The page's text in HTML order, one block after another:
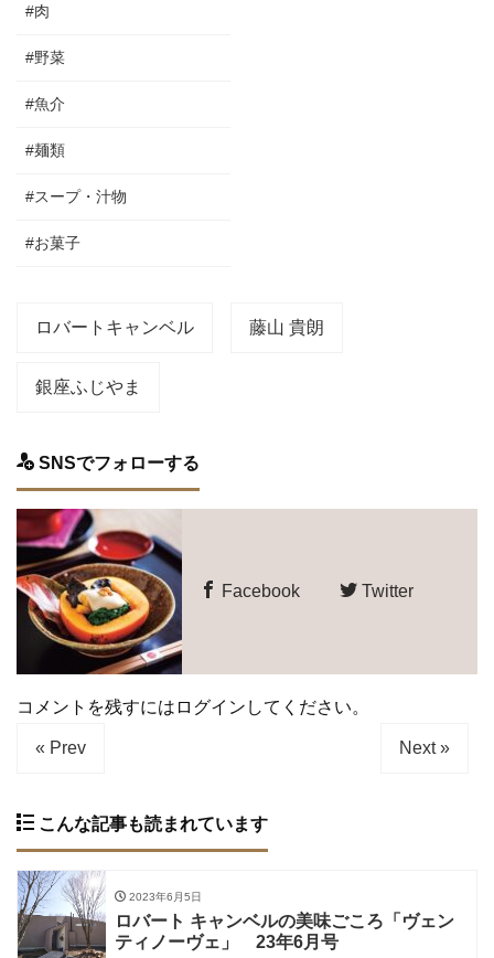
#肉
#野菜
#魚介
#麺類
#スープ・汁物
#お菓子
ロバートキャンベル 藤山 貴朗
銀座ふじやま
SNSでフォローする
Facebook Twitter
コメントを残すにはログインしてください。
« Prev Next »
こんな記事も読まれています
2023年6月5日
ロバート キャンベルの美味ごころ「ヴェン
ティノーヴェ」 23年6月号